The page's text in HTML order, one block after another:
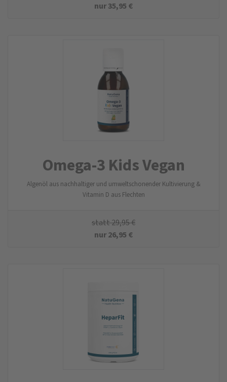
nur35,95 €
Omega-3 Kids Vegan
Algenöl aus nachhaltiger und umweltschonender Kultivierung &
Vitamin D aus Flechten
statt29,95€
nur26,95 €